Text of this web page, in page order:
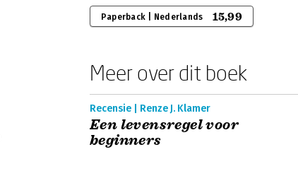
Paperback | Nederlands 15,99
Meer over dit boek
Recensie | Renze J. Klamer
Een levensregel voor
beginners